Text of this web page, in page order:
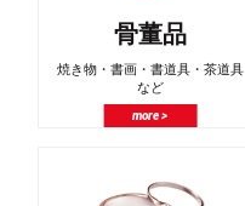
骨董品
焼き物・書画・書道具・茶道具
など
more >